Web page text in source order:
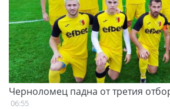
Черноломец падна от третия
06:55